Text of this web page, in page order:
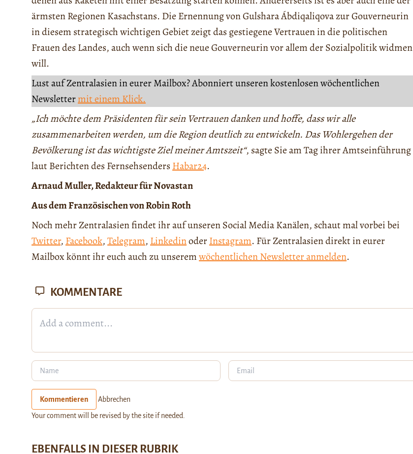
ärmsten Regionen Kasachstans. Die Ernennung von Gulshara Ábdiqaliqova zur Gouverneurin
in diesem strategisch wichtigen Gebiet zeigt das gestiegene Vertrauen in die politischen
Frauen des Landes, auch wenn sich die neue Gouverneurin vor allem der Sozialpolitik widmen
will.
Lust auf Zentralasien in eurer Mailbox? Abonniert unseren kostenlosen wöchentlichen
Newslettermit einem Klick.
„Ich möchte dem Präsidenten für sein Vertrauen danken und hoffe, dass wir alle
zusammenarbeiten werden, um die Region deutlich zu entwickeln. Das Wohlergehen der
Bevölkerung ist das wichtigste Ziel meiner Amtszeit“, sagte Sie am Tag ihrer Amtseinführung
laut Berichten des Fernsehsenders Habar24.
Arnaud Muller, Redakteur für Novastan
Aus dem Französischen von Robin Roth
Noch mehr Zentralasien findet ihr auf unseren Social Media Kanälen, schaut mal vorbei bei
Twitter, Facebook,Telegram, LinkedinoderInstagram. Für Zentralasien direkt in eurer
Mailbox könnt ihr euch auch zu unseremwöchentlichen Newsletter anmelden.
KOMMENTARE
Kommentieren Abbrechen
Your comment will be revised by the site if needed.
EBENFALLS IN DIESER RUBRIK